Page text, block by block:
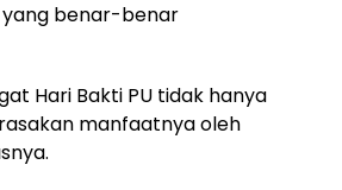
benar-benar
Hari Bakti PU tidak hanya
manfaatnya oleh